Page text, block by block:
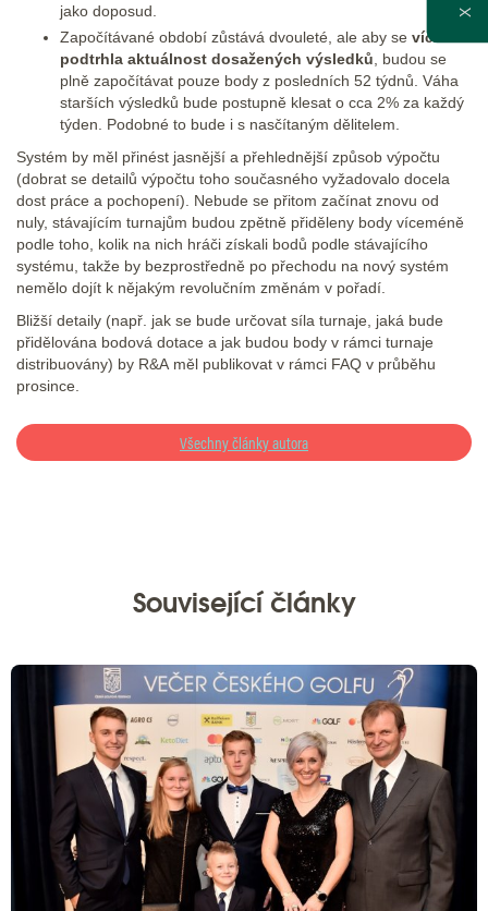
jako doposud.
Započítávané období zůstává dvouleté, ale aby se více
podtrhla aktuálnost dosažených výsledků , budou se
plně započítávat pouze body z posledních 52 týdnů. Váha
starších výsledků bude postupně klesat o cca 2% za každý
týden. Podobné to bude i s nasčítaným dělitelem.
Systém by měl přinést jasnější a přehlednější způsob výpočtu
(dobrat se detailů výpočtu toho současného vyžadovalo docela
dost práce a pochopení). Nebude se přitom začínat znovu od
nuly, stávajícím turnajům budou zpětně přiděleny body víceméně
podle toho, kolik na nich hráči získali bodů podle stávajícího
systému, takže by bezprostředně po přechodu na nový systém
nemělo dojít k nějakým revolučním změnám v pořadí.
Bližší detaily (např. jak se bude určovat síla turnaje, jaká bude
přidělována bodová dotace a jak budou body v rámci turnaje
distribuovány) by R&A měl publikovat v rámci FAQ v průběhu
prosince.
Všechny články autora
Související články
X